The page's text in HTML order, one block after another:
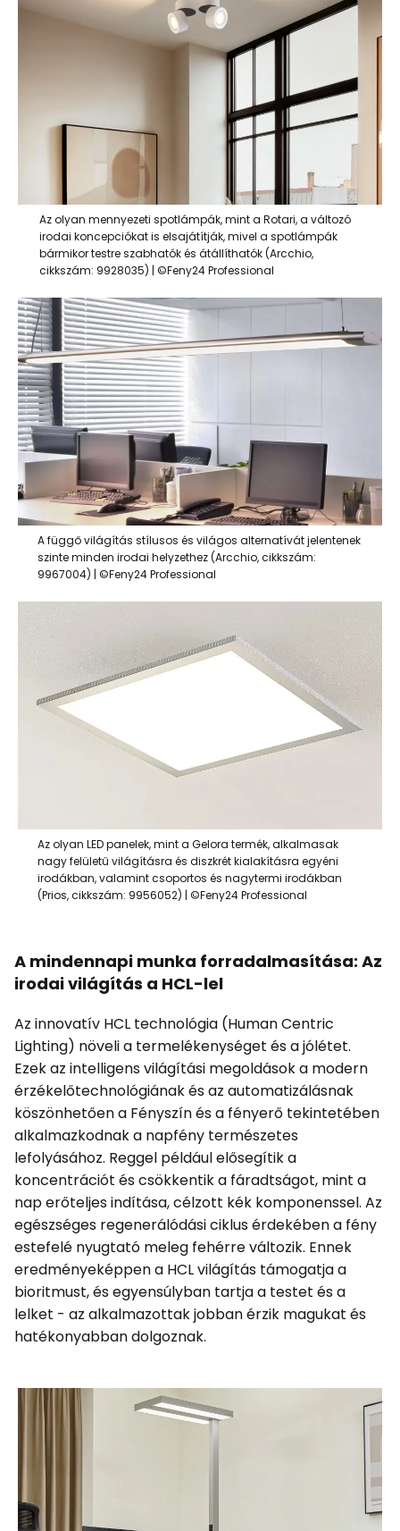
Az olyan mennyezeti spotlámpák, mint a Rotari, a változó
irodai koncepciókat is elsajátítják, mivel a spotlámpák
bármikor testre szabhatók és átállíthatók (Arcchio,
cikkszám: 9928035) | ©Feny24 Professional
A függő világítás stílusos és világos alternatívát jelentenek
szinte minden irodai helyzethez (Arcchio, cikkszám:
9967004) | ©Feny24 Professional
Az olyan LED panelek, mint a Gelora termék, alkalmasak
nagy felületű világításra és diszkrét kialakításra egyéni
irodákban, valamint csoportos és nagytermi irodákban
(Prios, cikkszám: 9956052) | ©Feny24 Professional
A mindennapi munka forradalmasítása: Az
irodai világítás a HCL-lel
Az innovatív HCL technológia (Human Centric
Lighting) növeli a termelékenységet és a jólétet.
Ezek az intelligens világítási megoldások a modern
érzékelőtechnológiának és az automatizálásnak
köszönhetően a Fényszín és a fényerő tekintetében
alkalmazkodnak a napfény természetes
lefolyásához. Reggel például elősegítik a
koncentrációt és csökkentik a fáradtságot, mint a
nap erőteljes indítása, célzott kék komponenssel. Az
egészséges regenerálódási ciklus érdekében a fény
estefelé nyugtató meleg fehérre változik. Ennek
eredményeképpen a HCL világítás támogatja a
bioritmust, és egyensúlyban tartja a testet és a
lelket - az alkalmazottak jobban érzik magukat és
hatékonyabban dolgoznak.